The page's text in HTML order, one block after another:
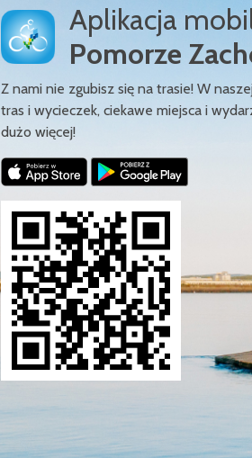
Aplikacja
Pomorze
Z nami nie zgubisz się na trasie! W
tras i wycieczek, ciekawe miejsca i
dużo więcej!